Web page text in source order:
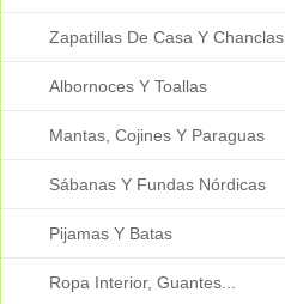
Zapatillas De Casa Y Chanclas
Albornoces Y Toallas
Mantas, Cojines Y Paraguas
Sábanas Y Fundas Nórdicas
Pijamas Y Batas
Ropa Interior, Guantes...